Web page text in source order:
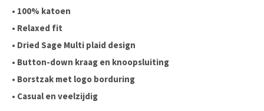
• 100% katoen
• Relaxed fit
• Dried Sage Multi plaid design
• Button-down kraag en knoopsluiting
• Borstzak met logo borduring
• Casual en veelzijdig